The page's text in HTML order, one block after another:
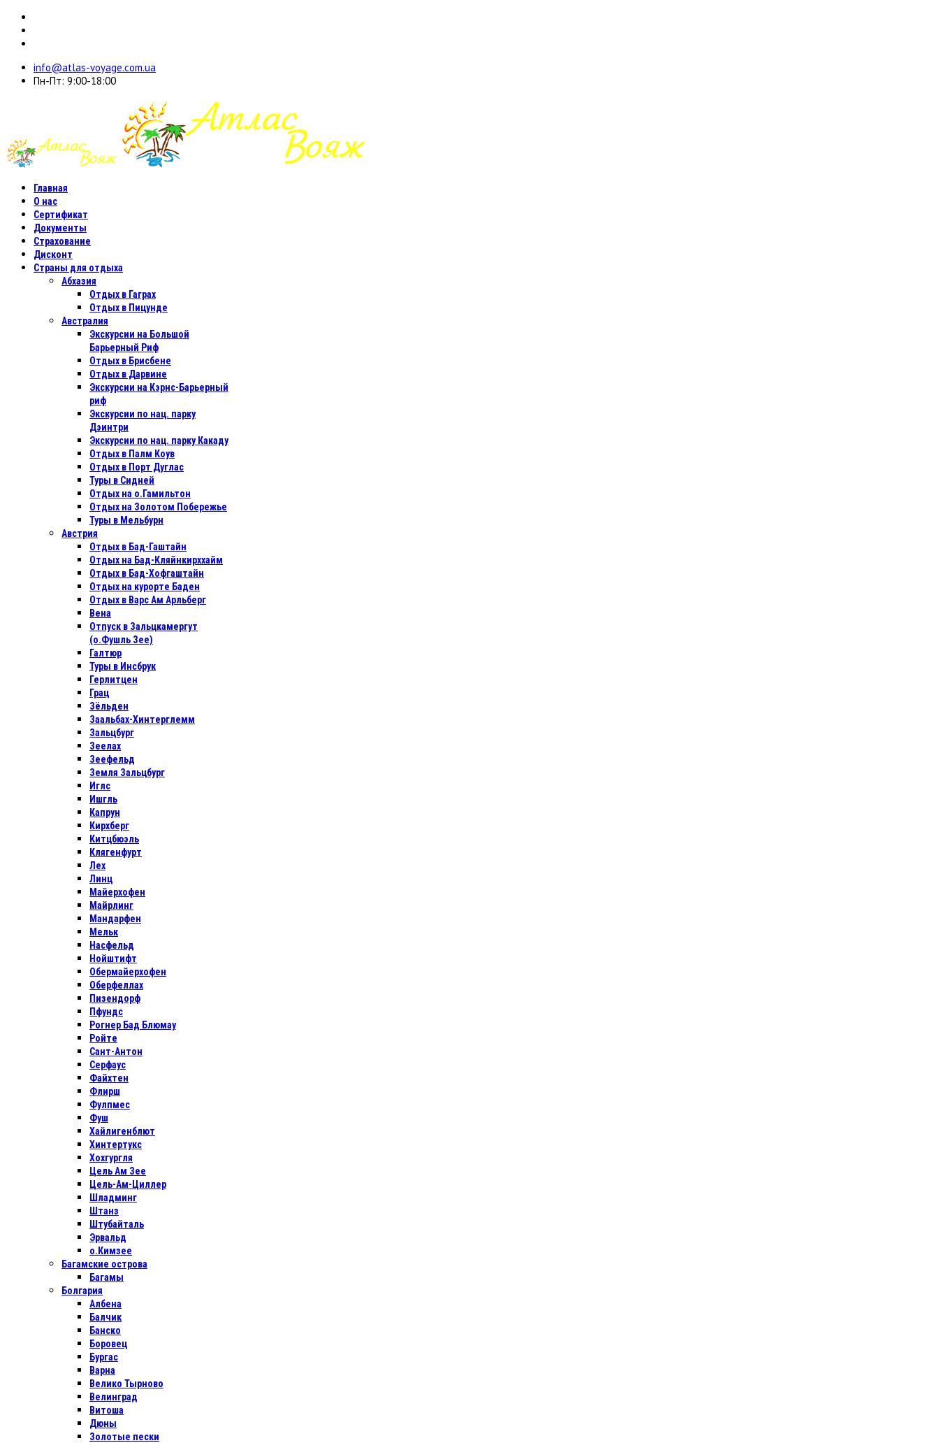
info@atlas-voyage.com.ua
Пн-Пт: 9:00-18:00
Главная
О нас
Сертификат
Документы
Страхование
Дисконт
Страны для отдыха
Абхазия
Отдых в Гаграх
Отдых в Пицунде
Австралия
Экскурсии на Большой
Барьерный Риф
Отдых в Бриcбене
Отдых в Дарвине
Экскурсии на Кэрнс-Барьерный
риф
Экскурсии по нац. парку
Дэинтри
Экскурсии по нац. парку Какаду
Отдых в Палм Коув
Отдых в Порт Дуглас
Туры в Сидней
Отдых на о.Гамильтон
Отдых на Золотом Побережье
Туры в Мельбурн
Австрия
Отдых в Бад-Гаштайн
Отдых на Бад-Кляйнкирххайм
Отдых в Бад-Хофгаштайн
Отдых на курорте Баден
Отдых в Варс Ам Арльберг
Вена
Отпуск в Зальцкамергут
(о.Фушль Зее)
Галтюр
Туры в Инсбрук
Герлитцен
Грац
Зёльден
Заальбах-Хинтерглемм
Зальцбург
Зеелах
Зеефельд
Земля Зальцбург
Иглс
Ишгль
Капрун
Кирхберг
Китцбюэль
Клягенфурт
Лех
Линц
Майерхофен
Майрлинг
Мандарфен
Мельк
Насфельд
Нойштифт
Обермайерхофен
Оберфеллах
Пизендорф
Пфундс
Рогнер Бад Блюмау
Ройте
Сант-Антон
Серфаус
Файхтен
Флирш
Фулпмес
Фуш
Хайлигенблют
Хинтертукс
Хохгургля
Цель Ам Зее
Цель-Ам-Циллер
Шладминг
Штанз
Штубайталь
Эрвальд
о.Кимзее
Багамские острова
Багамы
Болгария
Албена
Балчик
Банско
Боровец
Бургас
Варна
Велико Тырново
Велинград
Витоша
Дюны
Золотые пески